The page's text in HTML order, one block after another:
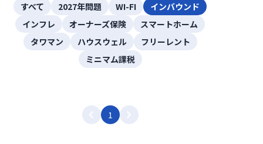
すべて 2027年問題 WI-FI
インバウンド
インフレ
オーナーズ保険
スマートホーム
タワマン
ハウスウェル
フリーレント
ミニマム課税
1